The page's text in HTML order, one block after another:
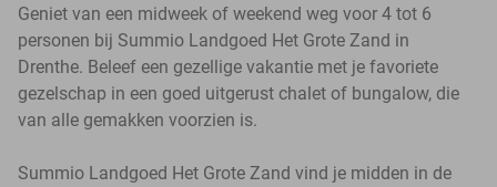
Geniet van een midweek of weekend weg voor 4 tot 6
personen bij Summio Landgoed Het Grote Zand in
Drenthe. Beleef een gezellige vakantie met je favoriete
gezelschap in een goed uitgerust chalet of bungalow, die
van alle gemakken voorzien is.
Summio Landgoed Het Grote Zand vind je midden in de